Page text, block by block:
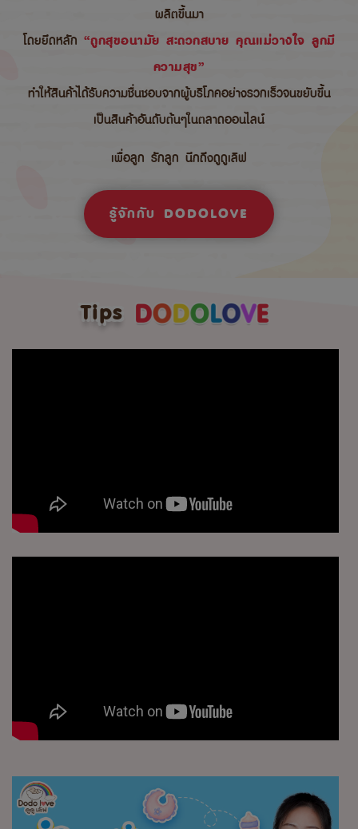
ผลิตขึ้นมา
โดยยึดหลัก “ถูกสุขอนามัย สะดวกสบาย คุณแม่วางใจ ลูกมี
ความสุข”
ทำให้สินค้าได้รับความชื่นชอบจากผู้บริโภคอย่างรวกเร็วจนขยับขึ้น
เป็นสินค้าอันดับต้นๆในตลาดออนไลน์
เพื่อลูก รักลูก นึกถึงดูดูเลิฟ
รู้จักกับ DODOLOVE
Tips